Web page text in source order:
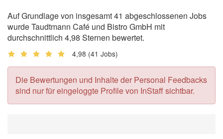
Auf Grundlage von insgesamt 41 abgeschlossenen Jobs
wurde Taudtmann Café und Bistro GmbH mit
durchschnittlich 4,98 Sternen bewertet.
4,98 (41 Jobs)
Die Bewertungen und Inhalte der Personal Feedbacks
sind nur für eingeloggte Profile von InStaff sichtbar.